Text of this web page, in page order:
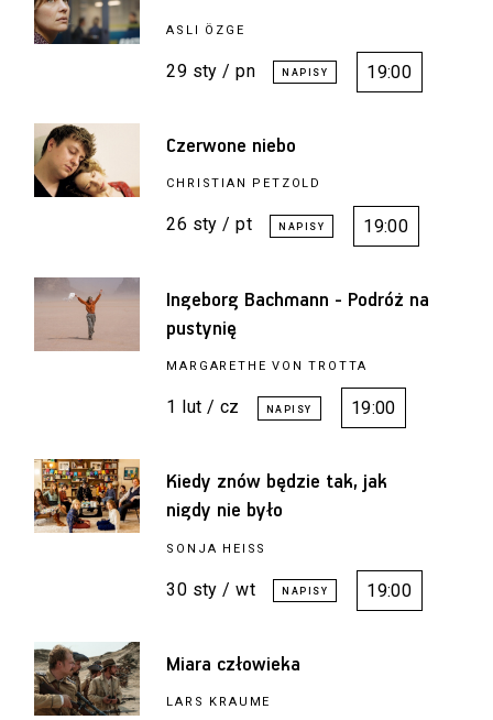
ASLI ÖZGE
29 sty / pn 19:00
Czerwone niebo
CHRISTIAN PETZOLD
26 sty / pt 19:00
Ingeborg Bachmann - Podróż na
pustynię
MARGARETHE VON TROTTA
1 lut / cz 19:00
Kiedy znów będzie tak, jak
nigdy nie było
SONJA HEISS
30 sty / wt 19:00
Miara człowieka
LARS KRAUME